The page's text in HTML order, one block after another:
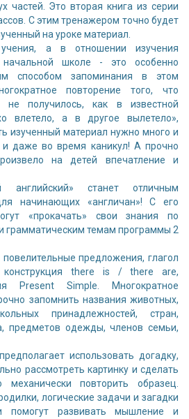
частей. Это вторая книга из серии
С этим тренажером точно будет
на уроке материал.
а в отношении изучения
школе - это особенно
способом запоминания в этом
повторение того, что
не получилось, как в известной
влетело, а в другое вылетело»,
изученный материал нужно много и
и даже во время каникул! А прочно
на детей впечатление и
английский» станет отличным
начинающих «англичан»! С его
«прокачать» свои знания по
грамматическим темам программы 2
предложения, глагол
конструкция there is / there are,
Present Simple. Многократное
запомнить названия животных,
принадлежностей, стран,
предметов одежды, членов семьи,
использовать догадку,
рассмотреть картинку и сделать
повторить образец.
логические задачи и загадки
помогут развивать мышление и